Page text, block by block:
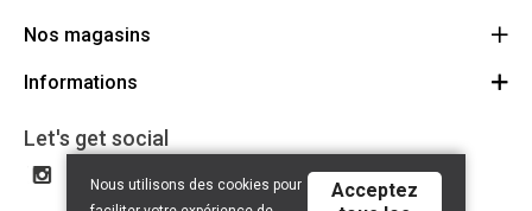
Nos magasins
Cycles Arnold Kontz Gare / Bonnevoie
+352 40 96 74 214 / +352 40 96 74 215
Informations
Conditions générales
Avertissement
Politique de confidentialité
Let's get social
Nous utilisons des cookies pour
Acceptez